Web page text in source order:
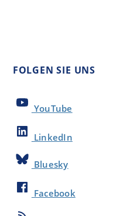
FOLGEN SIE UNS
YouTube
LinkedIn
Bluesky
Facebook